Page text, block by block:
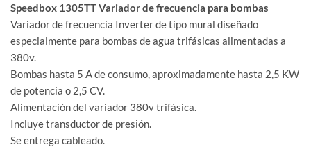
Speedbox 1305TT Variador de frecuencia para bombas
Variador de frecuencia Inverter de tipo mural diseñado
especialmente para bombas de agua trifásicas alimentadas a
380v.
Bombas hasta 5 A de consumo, aproximadamente hasta 2,5 KW
de potencia o 2,5 CV.
Alimentación del variador 380v trifásica.
Incluye transductor de presión.
Se entrega cableado.